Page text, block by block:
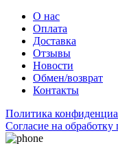
О нас
Оплата
Доставка
Отзывы
Новости
Обмен/возврат
Контакты
Политика
Согласиe на